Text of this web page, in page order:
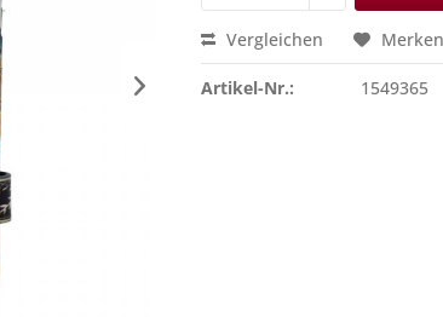
Vergleichen Merken
Artikel-Nr.: 1549365